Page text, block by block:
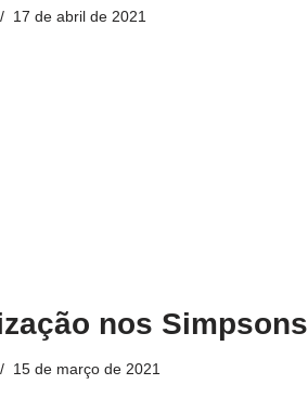
17 de abril de 2021
nos Simpsons
15 de março de 2021